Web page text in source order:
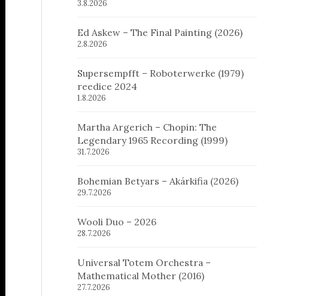
3.8.2026
Ed Askew – The Final Painting (2026)
2.8.2026
Supersempfft – Roboterwerke (1979)
reedice 2024
1.8.2026
Martha Argerich – Chopin: The
Legendary 1965 Recording (1999)
31.7.2026
Bohemian Betyars – Akárkifia (2026)
29.7.2026
Wooli Duo – 2026
28.7.2026
Universal Totem Orchestra –
Mathematical Mother (2016)
27.7.2026